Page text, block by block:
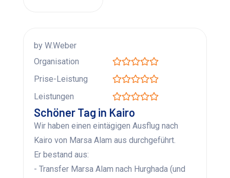
by W.Weber
Organisation
Prise-Leistung
Leistungen
Schöner Tag in Kairo
Wir haben einen eintägigen Ausflug nach
Kairo von Marsa Alam aus durchgeführt.
Er bestand aus:
- Transfer Marsa Alam nach Hurghada (und